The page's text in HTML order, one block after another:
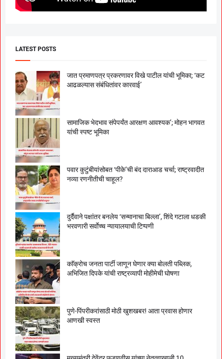
LATEST POSTS
जात प्रमाणपत्र प्रकरणावर विखे पाटील यांची भूमिका; ‘कट
आढळल्यास संबंधितांवर कारवाई’
सामाजिक भेदभाव संपेपर्यंत आरक्षण आवश्यक’; मोहन भागवत
यांची स्पष्ट भूमिका
पवार कुटुंबीयांसोबत ‘पीके’ची बंद दाराआड चर्चा; राष्ट्रवादीत
नव्या रणनीतीची चाहूल?
दुर्दैवाने पक्षांतर बनलेय ‘सन्मानाचा बिल्ला’, शिंदे गटाला धडकी
भरवणारी सर्वाेच्च न्यायालयाची टिप्पणी
काॅक्राेच जनता पार्टी जाणून घेणार क्या बाेलती पब्लिक,
अभिजित दिपके यांची राष्ट्रव्यापी माेहीमेची घाेषणा
पुणे-पिंपरीकरांसाठी मोठी खुशखबर! आता प्रवास होणार
आणखी स्वस्त